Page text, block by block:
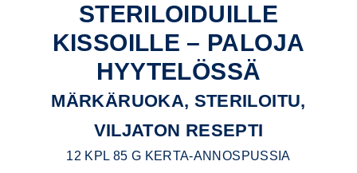
STERILOIDUILLE
KISSOILLE – PALOJA
HYYTELÖSSÄ
MÄRKÄRUOKA, STERILOITU,
VILJATON RESEPTI
12 KPL 85 G KERTA-ANNOSPUSSIA